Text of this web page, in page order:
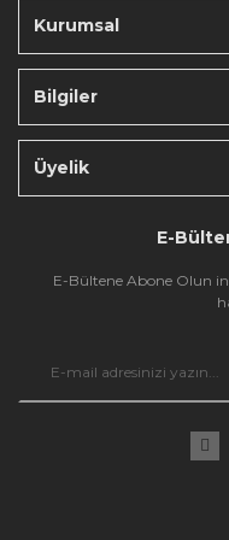
Kurumsal
Bilgiler
Üyelik
E-
E-Bültene Abone Olun